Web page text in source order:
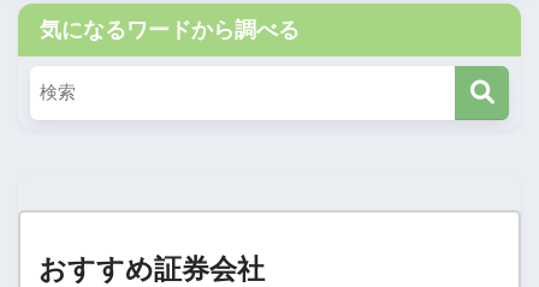
気になるワードから調べる
おすすめ証券会社